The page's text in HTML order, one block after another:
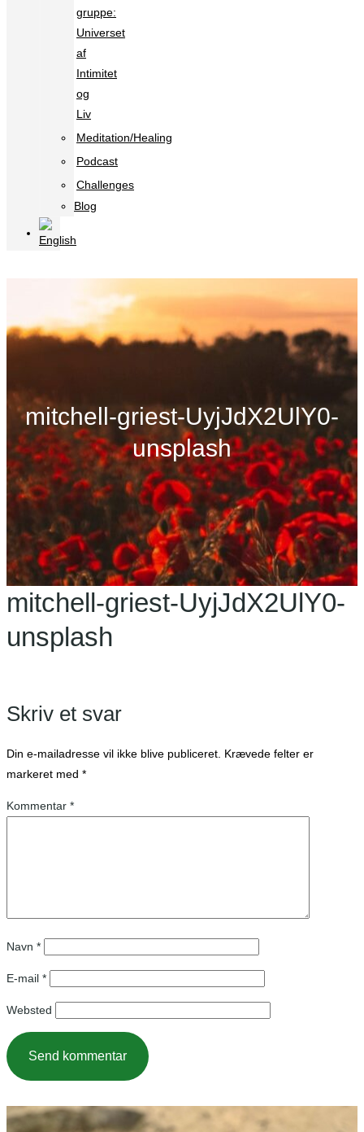
gruppe:
Universet
af
Intimitet
og
Liv
Meditation/Healing
Podcast
Challenges
Blog
mitchell-griest-UyjJdX2UlY0-
unsplash
mitchell-griest-UyjJdX2UlY0-
unsplash
Skriv et svar
Din e-mailadresse vil ikke blive publiceret. Krævede felter er
markeret med *
Kommentar *
Navn *
E-mail *
Websted